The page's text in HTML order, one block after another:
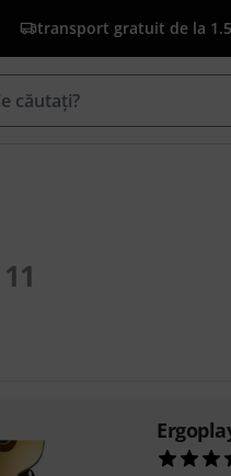
transport gratuit de la
11